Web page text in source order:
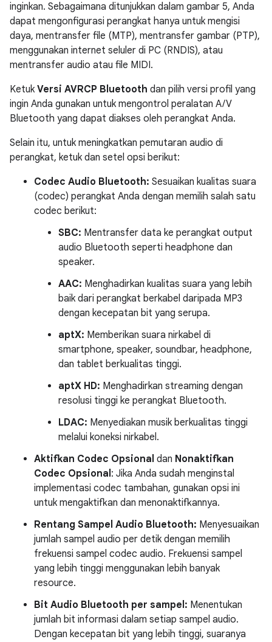
inginkan. Sebagaimana ditunjukkan dalam gambar 5, Anda
dapat mengonfigurasi perangkat hanya untuk mengisi
daya, mentransfer file (MTP), mentransfer gambar (PTP),
menggunakan internet seluler di PC (RNDIS), atau
mentransfer audio atau file MIDI.
Ketuk Versi AVRCP Bluetooth dan pilih versi profil yang
ingin Anda gunakan untuk mengontrol peralatan A/V
Bluetooth yang dapat diakses oleh perangkat Anda.
Selain itu, untuk meningkatkan pemutaran audio di
perangkat, ketuk dan setel opsi berikut:
Codec Audio Bluetooth: Sesuaikan kualitas suara
(codec) perangkat Anda dengan memilih salah satu
codec berikut:
SBC: Mentransfer data ke perangkat output
audio Bluetooth seperti headphone dan
speaker.
AAC: Menghadirkan kualitas suara yang lebih
baik dari perangkat berkabel daripada MP3
dengan kecepatan bit yang serupa.
aptX: Memberikan suara nirkabel di
smartphone, speaker, soundbar, headphone,
dan tablet berkualitas tinggi.
aptX HD: Menghadirkan streaming dengan
resolusi tinggi ke perangkat Bluetooth.
LDAC: Menyediakan musik berkualitas tinggi
melalui koneksi nirkabel.
Aktifkan Codec Opsional dan Nonaktifkan
Codec Opsional: Jika Anda sudah menginstal
implementasi codec tambahan, gunakan opsi ini
untuk mengaktifkan dan menonaktifkannya.
Rentang Sampel Audio Bluetooth: Menyesuaikan
jumlah sampel audio per detik dengan memilih
frekuensi sampel codec audio. Frekuensi sampel
yang lebih tinggi menggunakan lebih banyak
resource.
Bit Audio Bluetooth per sampel: Menentukan
jumlah bit informasi dalam setiap sampel audio.
Dengan kecepatan bit yang lebih tinggi, suaranya